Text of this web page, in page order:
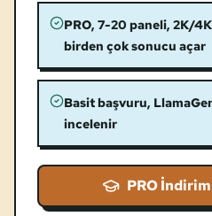
PRO, 7-20 paneli, 2K/
birden çok sonucu açar
Basit başvuru,
incelenir
PRO